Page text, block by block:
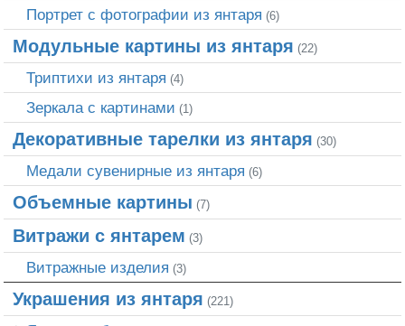
Портрет c фотографии из янтаря (6)
Модульные картины из янтаря (22)
Триптихи из янтаря (4)
Зеркала с картинами (1)
Декоративные тарелки из янтаря (30)
Медали сувенирные из янтаря (6)
Объемные картины (7)
Витражи с янтарем (3)
Витражные изделия (3)
Украшения из янтаря (221)